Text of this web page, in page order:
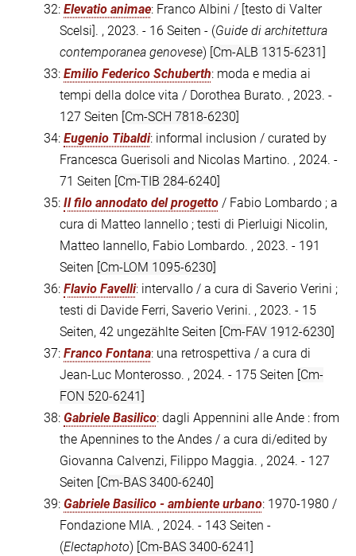
32: Elevatio animae: Franco Albini / [testo di Valter
Scelsi]. , 2023. - 16 Seiten - (Guide di architettura
contemporanea genovese) [Cm-ALB 1315-6231]
33: Emilio Federico Schuberth: moda e media ai
tempi della dolce vita / Dorothea Burato. , 2023. -
127 Seiten [Cm-SCH 7818-6230]
34: Eugenio Tibaldi: informal inclusion / curated by
Francesca Guerisoli and Nicolas Martino. , 2024. -
71 Seiten [Cm-TIB 284-6240]
35: Il filo annodato del progetto / Fabio Lombardo ; a
cura di Matteo Iannello ; testi di Pierluigi Nicolin,
Matteo Iannello, Fabio Lombardo. , 2023. - 191
Seiten [Cm-LOM 1095-6230]
36: Flavio Favelli: intervallo / a cura di Saverio Verini ;
testi di Davide Ferri, Saverio Verini. , 2023. - 15
Seiten, 42 ungezählte Seiten [Cm-FAV 1912-6230]
37: Franco Fontana: una retrospettiva / a cura di
Jean-Luc Monterosso. , 2024. - 175 Seiten [Cm-
FON 520-6241]
38: Gabriele Basilico: dagli Appennini alle Ande : from
the Apennines to the Andes / a cura di/edited by
Giovanna Calvenzi, Filippo Maggia. , 2024. - 127
Seiten [Cm-BAS 3400-6240]
39: Gabriele Basilico - ambiente urbano: 1970-1980 /
Fondazione MIA. , 2024. - 143 Seiten -
(Electaphoto) [Cm-BAS 3400-6241]